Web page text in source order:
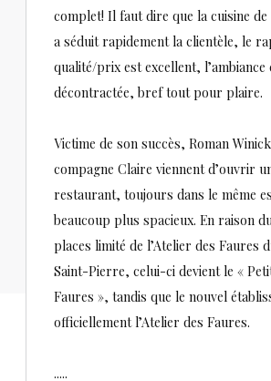
complet! Il faut dire que la cuisine de
a séduit rapidement la clientèle, le
qualité/prix est excellent, l’ambiance
décontractée, bref tout pour plaire.
Victime de son succès, Roman
compagne Claire viennent d’ouvrir
restaurant, toujours dans le même
beaucoup plus spacieux. En raison
places limité de l’Atelier des Faures
Saint-Pierre, celui-ci devient le «
Faures », tandis que le nouvel
officiellement l’Atelier des Faures.
.....